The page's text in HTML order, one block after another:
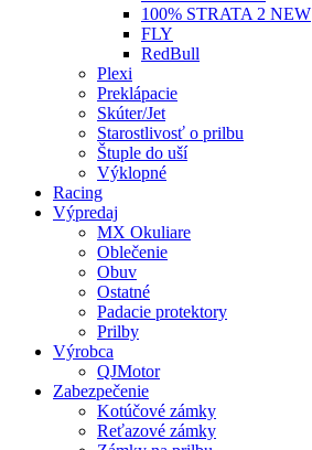
100% STRATA 2 NEW
FLY
RedBull
Plexi
Preklápacie
Skúter/Jet
Starostlivosť o prilbu
Štuple do uší
Výklopné
Racing
Výpredaj
MX Okuliare
Oblečenie
Obuv
Ostatné
Padacie protektory
Prilby
Výrobca
QJMotor
Zabezpečenie
Kotúčové zámky
Reťazové zámky